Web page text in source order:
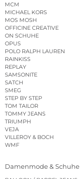
MCM
MICHAEL KORS
MOS MOSH
OFFICINE CREATIVE
ON SCHUHE
OPUS
POLO RALPH LAUREN
RAINKISS
REPLAY
SAMSONITE
SATCH
SMEG
STEP BY STEP
TOM TAILOR
TOMMY JEANS
TRIUMPH
VEJA
VILLEROY & BOCH
WMF
Damenmode & Schuhe